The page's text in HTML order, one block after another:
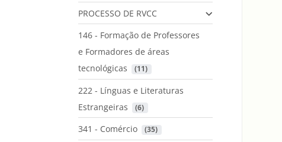
PROCESSO DE RVCC
146 - Formação de Professores
e Formadores de áreas
tecnológicas
(11)
222 - Línguas e Literaturas
Estrangeiras
(6)
341 - Comércio (35)